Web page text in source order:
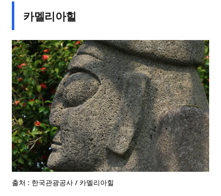
카멜리아힐
출처 : 한국관광공사 / 카멜리아힐